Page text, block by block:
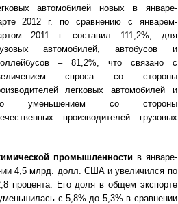
автомобилей новых в январе-
2012 г. по сравнению с январем-
2011 г. составил 111,2%, для
автомобилей, автобусов и
– 81,2%, что связано с
спроса со стороны
легковых автомобилей и
уменьшением со стороны
производителей грузовых
промышленности в январе-
4,5 млрд. долл. США и увеличился по
процента. Его доля в общем экспорте
с 5,8% до 5,3% в сравнении